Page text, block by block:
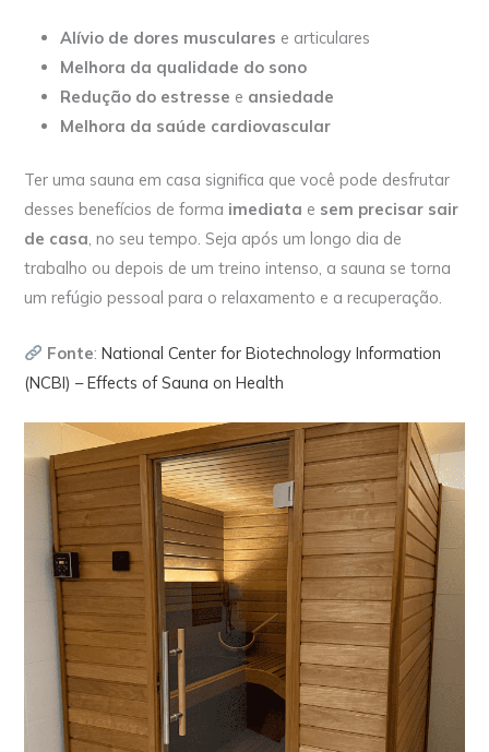
Alívio de dores musculares e articulares
Melhora da qualidade do sono
Redução do estresse e ansiedade
Melhora da saúde cardiovascular
Ter uma sauna em casa significa que você pode desfrutar
desses benefícios de forma imediata e sem precisar sair
de casa, no seu tempo. Seja após um longo dia de
trabalho ou depois de um treino intenso, a sauna se torna
um refúgio pessoal para o relaxamento e a recuperação.
Fonte:National Center for Biotechnology Information
(NCBI) – Effects of Sauna on Health